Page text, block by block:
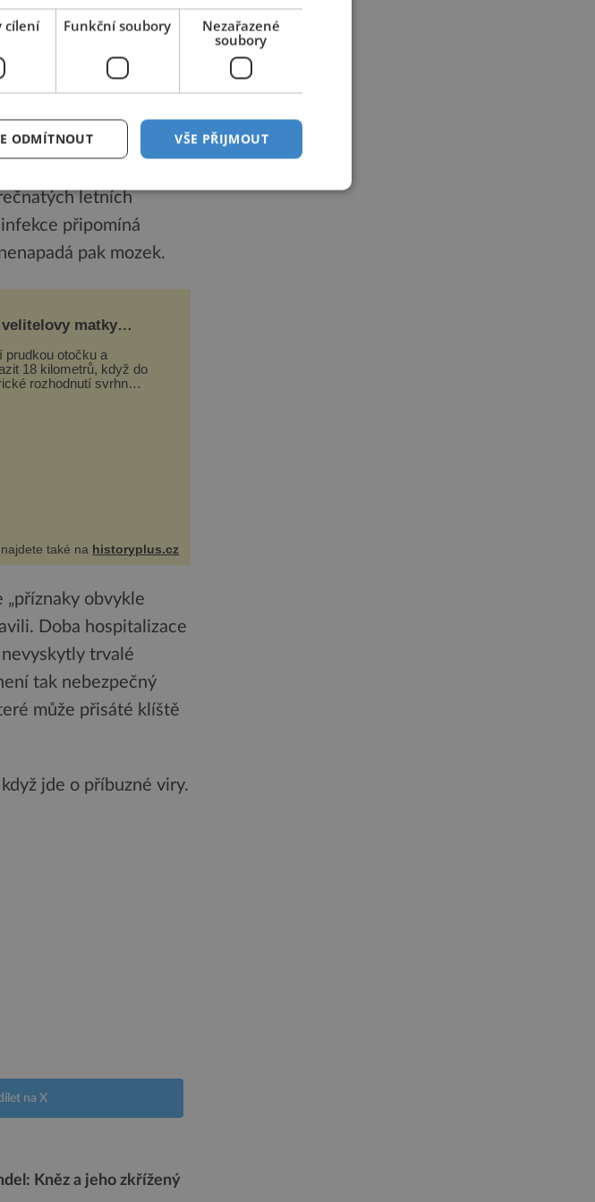
nákazu berou,
zvířat.
letních
připomíná
pak mozek.
matky
prudkou otočku a
18 kilometrů, když do
rozhodnutí svrhnout
také na historyplus.cz
„příznaky obvykle
Doba hospitalizace
trvalé
tak nebezpečný
může přisáté klíště
jde o příbuzné viry.
na X
Kněz a jeho zkřížený
cílení Funkční soubory
Nezařazené
soubory
VŠE PŘIJMOUT
ODMÍTNOUT